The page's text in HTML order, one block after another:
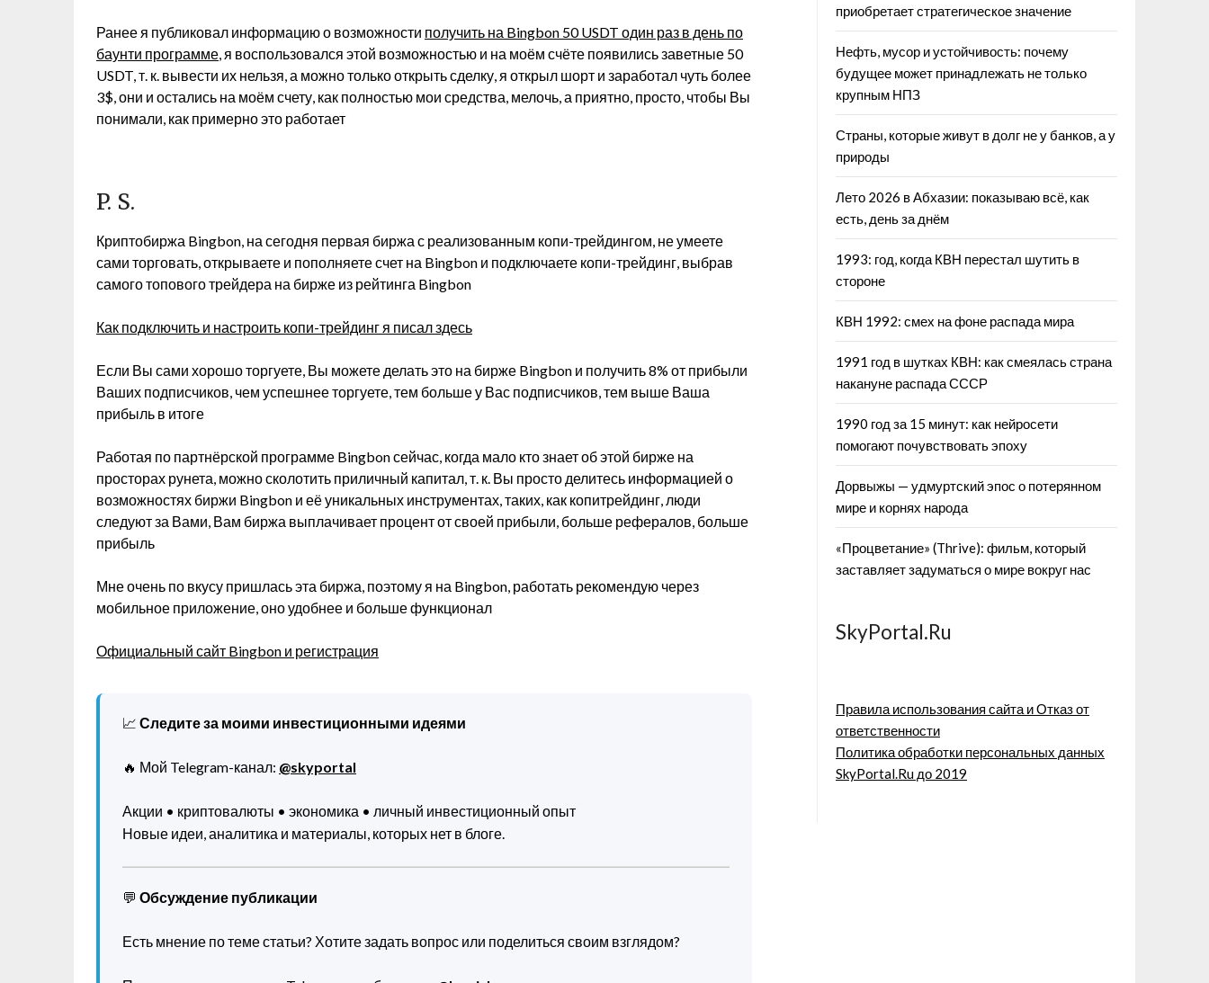
Ранее я публиковал информацию о возможности получить на Bingbon 50 USDT один раз в день по
баунти программе, я воспользовался этой возможностью и на моём счёте появились заветные 50
USDT, т. к. вывести их нельзя, а можно только открыть сделку, я открыл шорт и заработал чуть более
3$, они и остались на моём счету, как полностью мои средства, мелочь, а приятно, просто, чтобы Вы
понимали, как примерно это работает
P. S.
Криптобиржа Bingbon, на сегодня первая биржа с реализованным копи-трейдингом, не умеете
сами торговать, открываете и пополняете счет на Bingbon и подключаете копи-трейдинг, выбрав
самого топового трейдера на бирже из рейтинга Bingbon
Как подключить и настроить копи-трейдинг я писал здесь
Если Вы сами хорошо торгуете, Вы можете делать это на бирже Bingbon и получить 8% от прибыли
Ваших подписчиков, чем успешнее торгуете, тем больше у Вас подписчиков, тем выше Ваша
прибыль в итоге
Работая по партнёрской программе Bingbon сейчас, когда мало кто знает об этой бирже на
просторах рунета, можно сколотить приличный капитал, т. к. Вы просто делитесь информацией о
возможностях биржи Bingbon и её уникальных инструментах, таких, как копитрейдинг, люди
следуют за Вами, Вам биржа выплачивает процент от своей прибыли, больше рефералов, больше
прибыль
Мне очень по вкусу пришлась эта биржа, поэтому я на Bingbon, работать рекомендую через
мобильное приложение, оно удобнее и больше функционал
Официальный сайт Bingbon и регистрация
📈 Следите за моими инвестиционными идеями
🔥 Мой Telegram-канал: @skyportal
Акции • криптовалюты • экономика • личный инвестиционный опыт
Новые идеи, аналитика и материалы, которых нет в блоге.
💬 Обсуждение публикации
Есть мнение по теме статьи? Хотите задать вопрос или поделиться своим взглядом?
приобретает стратегическое значение
Нефть, мусор и устойчивость: почему
будущее может принадлежать не только
крупным НПЗ
Страны, которые живут в долг не у банков, а у
природы
Лето 2026 в Абхазии: показываю всё, как
есть, день за днём
1993: год, когда КВН перестал шутить в
стороне
КВН 1992: смех на фоне распада мира
1991 год в шутках КВН: как смеялась страна
накануне распада СССР
1990 год за 15 минут: как нейросети
помогают почувствовать эпоху
Дорвыжы — удмуртский эпос о потерянном
мире и корнях народа
«Процветание» (Thrive): фильм, который
заставляет задуматься о мире вокруг нас
SkyPortal.Ru
Правила использования сайта и Отказ от
ответственности
Политика обработки персональных данных
SkyPortal.Ru до 2019